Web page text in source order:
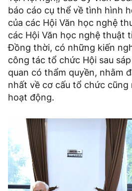
báo cáo cụ thể về tình hình
của các Hội Văn học nghệ
các Hội Văn học nghệ thuật
Đồng thời, có những kiến
công tác tổ chức Hội sau
quan có thẩm quyền, nhằm
nhất về cơ cấu tổ chức
hoạt động.